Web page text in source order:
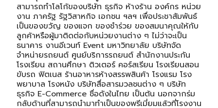
สามารถทำโลโก้ของบริษัท ธุรกิจ ห้างร้าน องค์กร หน่วย
งาน ภาครัฐ รัฐวิสาหกิจ เอกชน ฯลฯ เพื่อประชาสัมพันธ์
เป็นของขวัญ ของแจก ของชำร่วย ของสมนาคุณให้กับ
ลูกค้าหรือผู้มาติดต่อกับหน่วยงานต่าง ๆ ไม่ว่าจะเป็น
ธนาคาร งานอีเวนท์ Event มหาวิทยาลัย บริษัทจัด
จำหน่ายรถยนต์ ศูนย์บริการรถยนต์ สำนักงานประกัน
โรงเรียน สถานศึกษา ติวเตอร์ คอร์สเรียน โรงเรียนสอน
ขับรถ ฟิตเนส ร้านอาหารห้างสรรพสินค้า โรงแรม โรง
พยาบาล โรงหนัง บริษัทสื่อสารมวลชนต่าง ๆ บริษัท
ธุรกิจ E-Commerce ชื่อดังในไทย เป็นต้น นอกจากร่ม
กลับด้านที่สามารถนำมาทำเป็นของพรีเมี่ยมแล้วที่โรงงาน